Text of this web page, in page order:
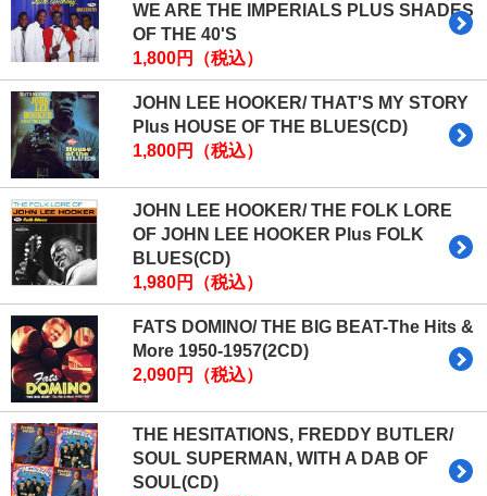
WE ARE THE IMPERIALS PLUS SHADES
OF THE 40'S
1,800円（税込）
JOHN LEE HOOKER/ THAT'S MY STORY
Plus HOUSE OF THE BLUES(CD)
1,800円（税込）
JOHN LEE HOOKER/ THE FOLK LORE
OF JOHN LEE HOOKER Plus FOLK
BLUES(CD)
1,980円（税込）
FATS DOMINO/ THE BIG BEAT-The Hits &
More 1950-1957(2CD)
2,090円（税込）
THE HESITATIONS, FREDDY BUTLER/
SOUL SUPERMAN, WITH A DAB OF
SOUL(CD)